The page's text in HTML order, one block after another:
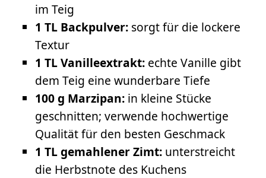
im Teig
1 TL Backpulver: sorgt für die lockere
Textur
1 TL Vanilleextrakt: echte Vanille gibt
dem Teig eine wunderbare Tiefe
100 g Marzipan: in kleine Stücke
geschnitten; verwende hochwertige
Qualität für den besten Geschmack
1 TL gemahlener Zimt: unterstreicht
die Herbstnote des Kuchens